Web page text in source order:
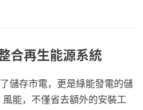
合再生能源系統
儲存市電，更是綠能發電的儲
能，不僅省去額外的安裝工